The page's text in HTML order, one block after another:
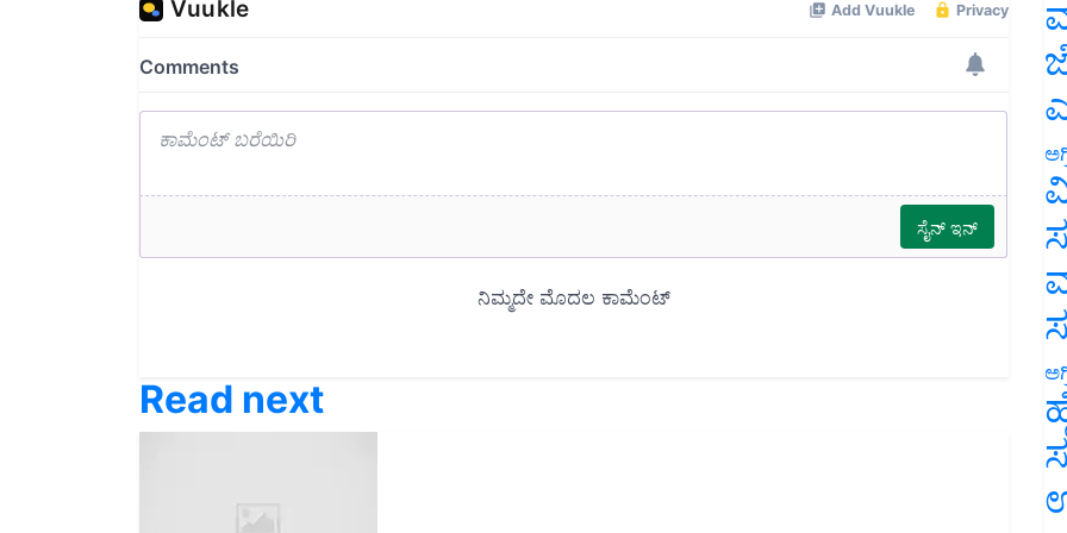
Read next